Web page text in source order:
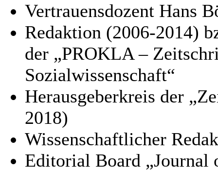
Vertrauensdozent Hans
Redaktion (2006-2014)
der „PROKLA –
Sozialwissenschaft“
Herausgeberkreis der
2018)
Wissenschaftlicher
Editorial Board „Journal